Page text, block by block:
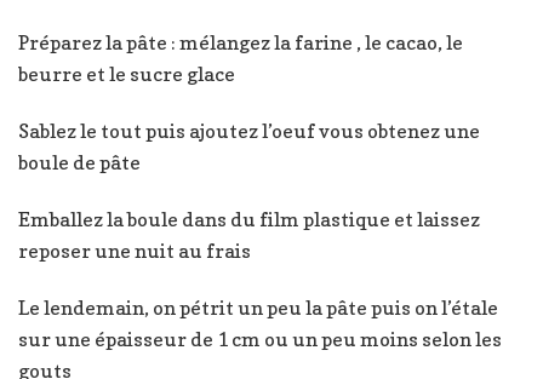
Préparez la pâte : mélangez la farine , le cacao, le
beurre et le sucre glace
Sablez le tout puis ajoutez l’oeuf vous obtenez une
boule de pâte
Emballez la boule dans du film plastique et laissez
reposer une nuit au frais
Le lendemain, on pétrit un peu la pâte puis on l’étale
sur une épaisseur de 1 cm ou un peu moins selon les
gouts